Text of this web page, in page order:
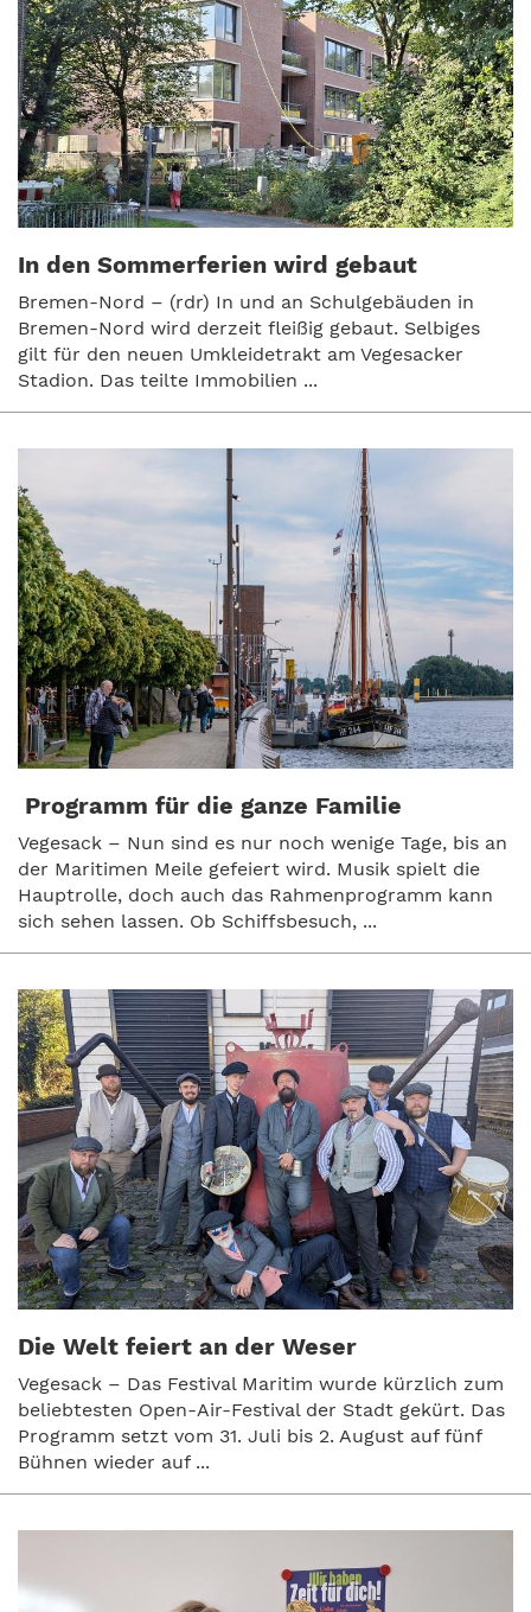
In den Sommerferien wird gebaut
Bremen-Nord – (rdr) In und an Schulgebäuden in
Bremen-Nord wird derzeit fleißig gebaut. Selbiges
gilt für den neuen Umkleidetrakt am Vegesacker
Stadion. Das teilte Immobilien ...
Programm für die ganze Familie
Vegesack – Nun sind es nur noch wenige Tage, bis an
der Maritimen Meile gefeiert wird. Musik spielt die
Hauptrolle, doch auch das Rahmenprogramm kann
sich sehen lassen. Ob Schiffsbesuch, ...
Die Welt feiert an der Weser
Vegesack – Das Festival Maritim wurde kürzlich zum
beliebtesten Open-Air-Festival der Stadt gekürt. Das
Programm setzt vom 31. Juli bis 2. August auf fünf
Bühnen wieder auf ...